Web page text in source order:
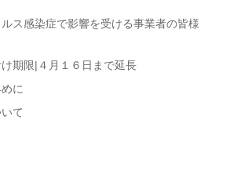
ス感染症で影響を受ける事業者の皆様
期限|４月１６日まで延長
に
て